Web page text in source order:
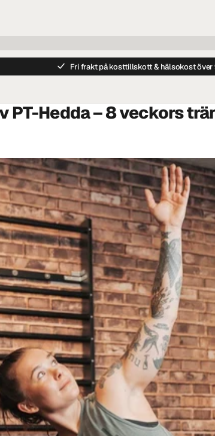
Fri frakt på kosttillskott & hälsokost över
Hedda – 8 veckors